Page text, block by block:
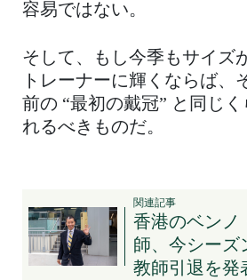
容易ではない。
そして、もし今季もサイズ
トレーナーに輝くならば、
前の “最初の戴冠” と同じ
れるべきものだ。
関連記事
香港のベンノ
師、今シーズ
教師引退を発